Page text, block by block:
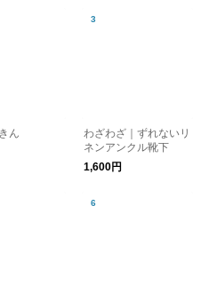
ん
わざわざ｜ずれないリ
ネンアンクル靴下
1,600円